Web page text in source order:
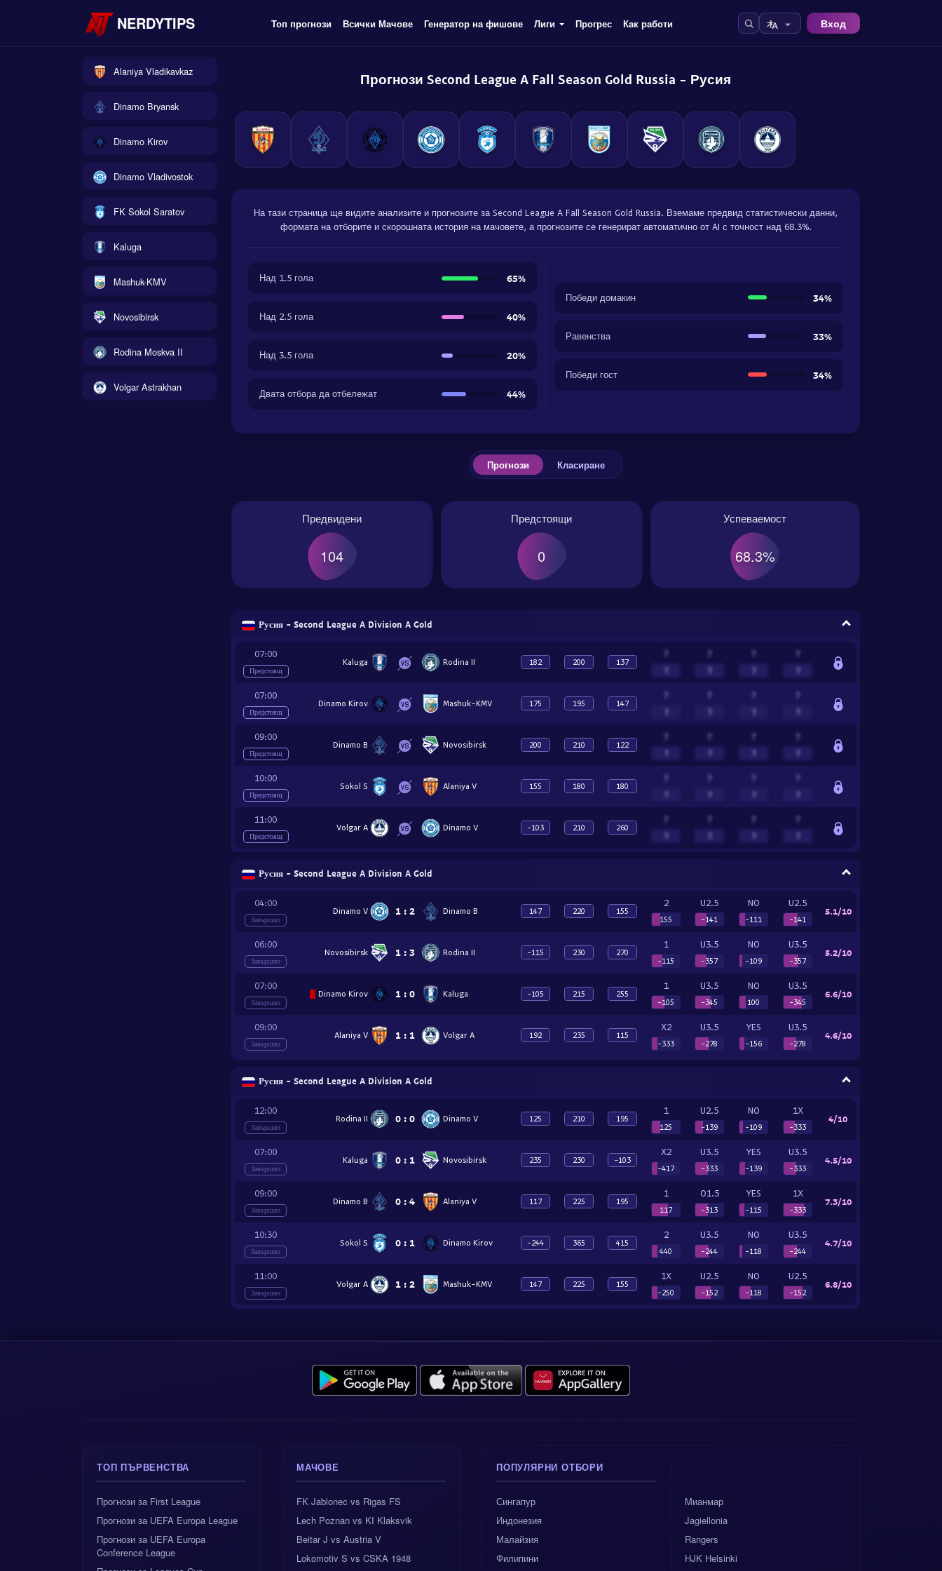
NERDYTIPS Топ прогнози Всички Мачове Генератор на фишове Лиги Прогрес Как работи Вход
Alaniya Vladikavkaz
Dinamo Bryansk
Dinamo Kirov
Dinamo Vladivostok
FK Sokol Saratov
Kaluga
Mashuk-KMV
Novosibirsk
Rodina Moskva II
Volgar Astrakhan
Прогнози Second League A Fall Season Gold Russia - Русия
На тази страница ще видите анализите и прогнозите за Second League A Fall Season Gold Russia. Вземаме предвид статистически данни,
формата на отборите и скорошната история на мачовете, а прогнозите се генерират автоматично от AI с точност над 68.3%.
Над 1.5 гола 65%
Над 2.5 гола 40%
Над 3.5 гола 20%
Двата отбора да отбележат 44%
Победи домакин 34%
Равенства 33%
Победи гост 34%
Прогнози Класиране
Предвидени
104
Предстоящи
0
Успеваемост
68.3%
Русия - Second League A Division A Gold
07:00
Предстоящ
Kaluga Rodina II 182 200 137
? ? ? ?
07:00
Предстоящ
Dinamo Kirov Mashuk-KMV 175 195 147
09:00
Предстоящ
Dinamo B Novosibirsk 200 210 122
? ? ? ?
10:00
Предстоящ
Sokol S Alaniya V 155 180 180
11:00
Предстоящ
Volgar A Dinamo V -103 210 260
? ? ? ?
Русия - Second League A Division A Gold
04:00
Завършил
Dinamo V 1 : 2 Dinamo B 147 220 155
2
155
U2.5
-141
NO
-111
U2.5
-141
5.1/10
06:00
Завършил
Novosibirsk 1 : 3 Rodina II -115 230 270
1
-115
U3.5
-357
NO
-109
U3.5
-357
5.2/10
07:00
Завършил
Dinamo Kirov 1 : 0 Kaluga -105 215 255
1
-105
U3.5
-345
NO
100
U3.5
-345
6.6/10
09:00
Завършил
Alaniya V 1 : 1 Volgar A 192 235 115
X2
-333
U3.5
-278
YES
-156
U3.5
-278
4.6/10
Русия - Second League A Division A Gold
12:00
Завършил
Rodina II 0 : 0 Dinamo V 125 210 195
1
125
U2.5
-139
NO
-109
1X
-333
4/10
07:00
Завършил
Kaluga 0 : 1 Novosibirsk 235 230 -103
X2
-417
U3.5
-333
YES
-139
U3.5
-333
4.5/10
09:00
Завършил
Dinamo B 0 : 4 Alaniya V 117 225 195
1
117
O1.5
-313
YES
-115
1X
-333
7.3/10
10:30
Завършил
Sokol S 0 : 1 Dinamo Kirov -244 365 415
2
440
U3.5
-244
NO
-118
U3.5
-244
4.7/10
11:00
Завършил
Volgar A 1 : 2 Mashuk-KMV 147 225 155
1X
-250
U2.5
-152
NO
-118
U2.5
-152
6.8/10
ТОП ПЪРВЕНСТВА
Прогнози за First League
Прогнози за UEFA Europa League
Прогнози за UEFA Europa
Conference League
МАЧОВЕ
FK Jablonec vs Rigas FS
Lech Poznan vs KI Klaksvik
Beitar J vs Austria V
Lokomotiv S vs CSKA 1948
ПОПУЛЯРНИ ОТБОРИ
Сингапур
Индонезия
Малайзия
Филипини
Мианмар
Jagiellonia
Rangers
HJK Helsinki